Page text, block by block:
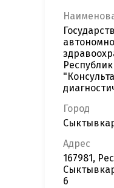
Город
Адрес
167981,
6